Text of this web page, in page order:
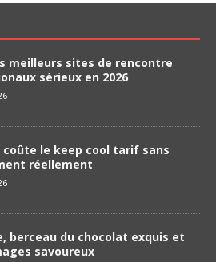
meilleurs sites de rencontre
sérieux en 2026
coûte le keep cool tarif sans
réellement
berceau du chocolat exquis et
savoureux